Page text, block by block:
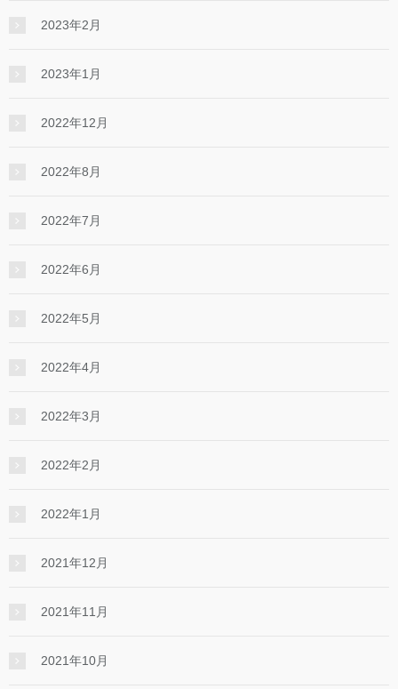
2023年2月
2023年1月
2022年12月
2022年8月
2022年7月
2022年6月
2022年5月
2022年4月
2022年3月
2022年2月
2022年1月
2021年12月
2021年11月
2021年10月